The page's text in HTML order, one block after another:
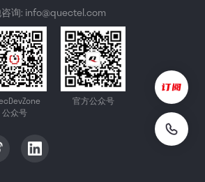
询: info@quectel.com
公众号
官方公众号